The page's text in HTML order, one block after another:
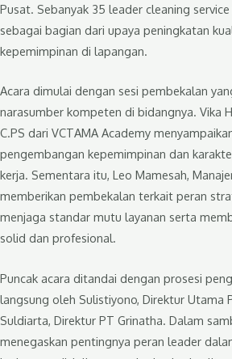
Pusat. Sebanyak 35 leader cleaning
sebagai bagian dari upaya peningkatan
kepemimpinan di lapangan.
Acara dimulai dengan sesi pembekalan
narasumber kompeten di bidangnya. Vika
C.PS dari VCTAMA Academy
pengembangan kepemimpinan dan
kerja. Sementara itu, Leo Mamesah,
memberikan pembekalan terkait peran
menjaga standar mutu layanan serta
solid dan profesional.
Puncak acara ditandai dengan prosesi
langsung oleh Sulistiyono, Direktur Utama
Suldiarta, Direktur PT Grinatha. Dalam
menegaskan pentingnya peran leader